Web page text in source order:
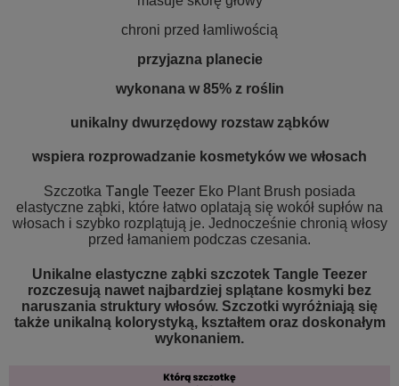
chroni przed łamliwością
przyjazna planecie
wykonana w 85% z roślin
unikalny dwurzędowy rozstaw ząbków
wspiera rozprowadzanie kosmetyków we włosach
Szczotka Tangle Teezer Eko Plant Brush posiada
elastyczne ząbki, które łatwo oplatają się wokół supłów na
włosach i szybko rozplątują je. Jednocześnie chronią włosy
przed łamaniem podczas czesania.
Unikalne elastyczne ząbki szczotek Tangle Teezer
rozczesują nawet najbardziej splątane kosmyki bez
naruszania struktury włosów. Szczotki wyróżniają się
także unikalną kolorystyką, kształtem oraz doskonałym
wykonaniem.